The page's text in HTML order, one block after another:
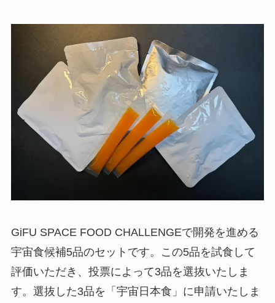
GiFU SPACE FOOD CHALLENGEで開発を進める
宇宙食候補5品のセットです。この5品を試食して
評価いただき、投票によって3品を選抜いたしま
す。選抜した3品を「宇宙日本食」に申請いたしま